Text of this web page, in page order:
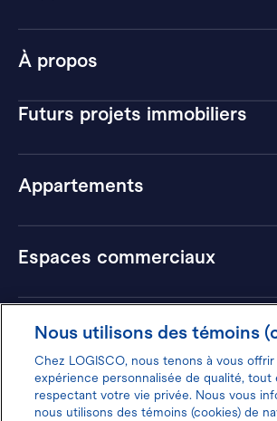
À propos
Futurs projets immobiliers
Appartements
Espaces commerciaux
Hôtels
Nous utilisons des témoins
Chez LOGISCO, nous tenons à vous offrir
expérience personnalisée de qualité, tout
respectant votre vie privée. Nous vous
nous utilisons des témoins (cookies) de